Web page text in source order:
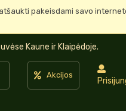
pakeisdami savo
Kaune ir Klaipėdoje.
Akcijos